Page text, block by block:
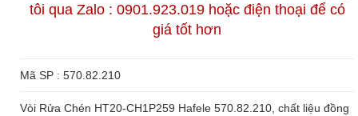
tôi qua Zalo : 0901.923.019 hoặc điện thoại để có
giá tốt hơn
Mã SP : 570.82.210
Vòi Rửa Chén HT20-CH1P259 Hafele 570.82.210, chất liệu đồng